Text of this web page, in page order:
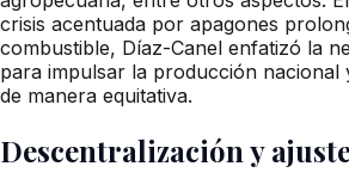
crisis acentuada por apagones
combustible, Díaz-Canel enfatizó la
para impulsar la producción nacional
de manera equitativa.
Descentralización y